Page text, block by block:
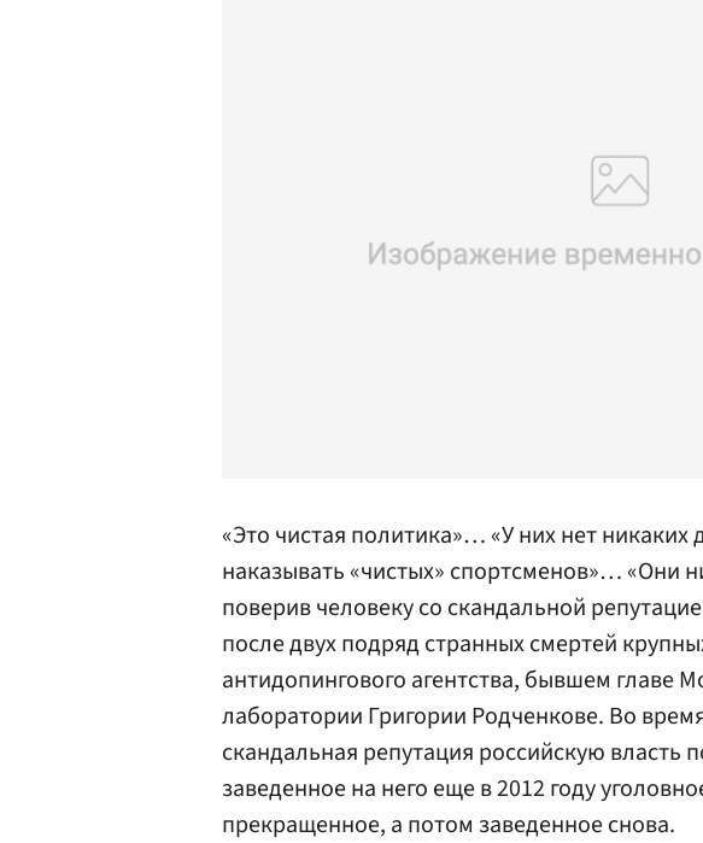
«Это чистая политика»… «У них нет никаких
наказывать «чистых» спортсменов»… «Они
поверив человеку со скандальной
после двух подряд странных смертей
антидопингового агентства, бывшем главе
лаборатории Григории Родченкове. Во
скандальная репутация российскую власть
заведенное на него еще в 2012 году
прекращенное, а потом заведенное снова.